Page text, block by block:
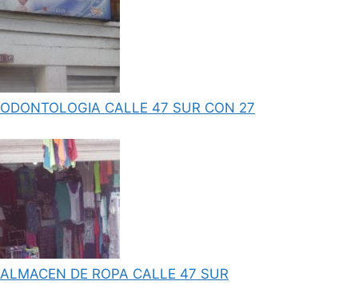
ODONTOLOGIA CALLE 47 SUR CON 27
ALMACEN DE ROPA CALLE 47 SUR